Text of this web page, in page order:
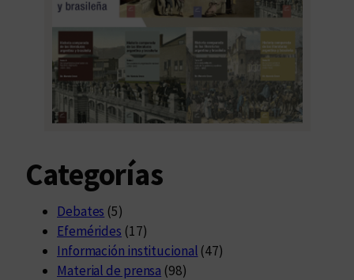
Categorías
Debates (5)
Efemérides (17)
Información institucional (47)
Material de prensa (98)